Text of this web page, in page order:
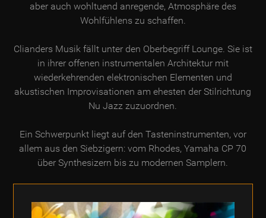
aber auch wohltuend anregende, Atmosphäre des
Wohlfühlens zu schaffen.
Clianders Musik fällt unter den Oberbegriff Lounge. Sie ist
in ihrer offenen instrumentalen Architektur mit
wiederkehrenden elektronischen Elementen und
akustischen Improvisationen am ehesten der Stilrichtung
Nu Jazz zuzuordnen.
Ein Schwerpunkt liegt auf den Tasteninstrumenten, vor
allem aus den Siebzigern: vom Rhodes, Yamaha CP 70
über Synthesizern bis zu modernen Samplern.